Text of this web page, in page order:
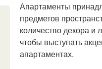
Апартаменты
предметов
количество декора
чтобы выступать
апартаментах.